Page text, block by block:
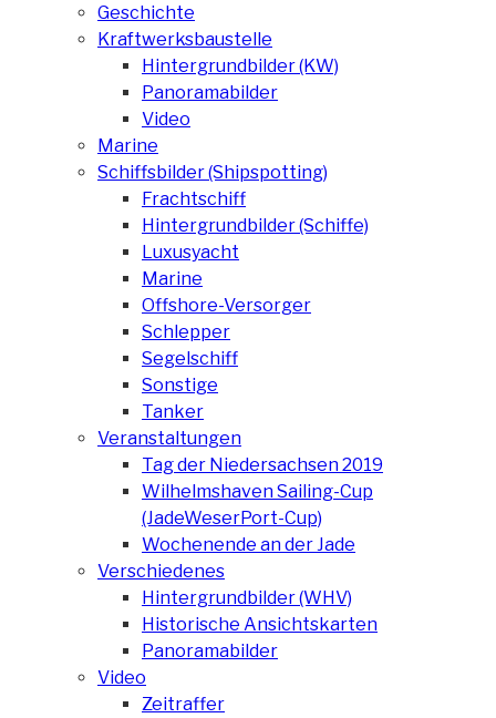
Geschichte
Kraftwerksbaustelle
Hintergrundbilder (KW)
Panoramabilder
Video
Marine
Schiffsbilder (Shipspotting)
Frachtschiff
Hintergrundbilder (Schiffe)
Luxusyacht
Marine
Offshore-Versorger
Schlepper
Segelschiff
Sonstige
Tanker
Veranstaltungen
Tag der Niedersachsen 2019
Wilhelmshaven Sailing-Cup
(JadeWeserPort-Cup)
Wochenende an der Jade
Verschiedenes
Hintergrundbilder (WHV)
Historische Ansichtskarten
Panoramabilder
Video
Zeitraffer